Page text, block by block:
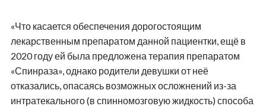
«Что касается обеспечения дорогостоящим
лекарственным препаратом данной пациентки, ещё в
2020 году ей была предложена терапия препаратом
«Спинраза», однако родители девушки от неё
отказались, опасаясь возможных осложнений из-за
интратекального (в спинномозговую жидкость) способа